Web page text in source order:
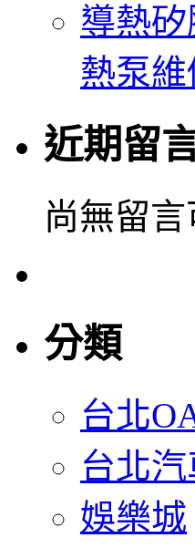
導熱
熱泵
近期留
尚無留言
分類
台北
台北
娛樂城